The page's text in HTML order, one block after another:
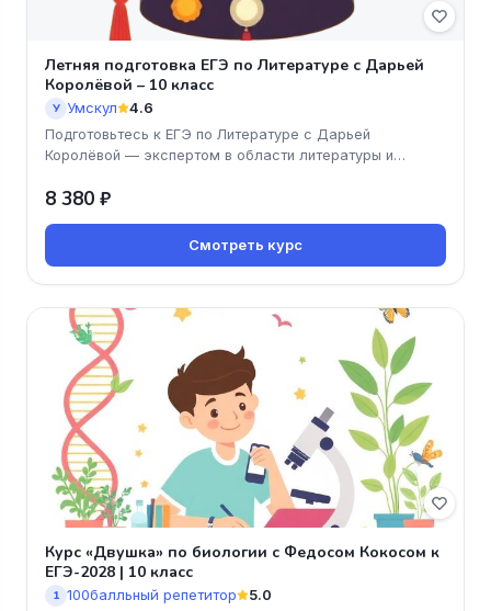
Летняя подготовка ЕГЭ по Литературе с Дарьей
Королёвой – 10 класс
У Умскул 4.6
Подготовьтесь к ЕГЭ по Литературе с Дарьей
Королёвой — экспертом в области литературы и
8 380 ₽
Смотреть курс
Курс «Двушка» по биологии с Федосом Кокосом к
ЕГЭ-2028 | 10 класс
1 100балльный репетитор 5.0